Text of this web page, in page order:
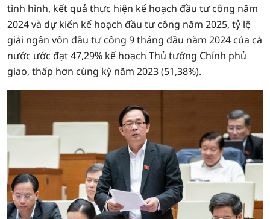
tình hình, kết quả thực hiện kế hoạch đầu tư công năm
2024 và dự kiến kế hoạch đầu tư công năm 2025, tỷ lệ
giải ngân vốn đầu tư công 9 tháng đầu năm 2024 của cả
nước ước đạt 47,29% kế hoạch Thủ tướng Chính phủ
giao, thấp hơn cùng kỳ năm 2023 (51,38%).